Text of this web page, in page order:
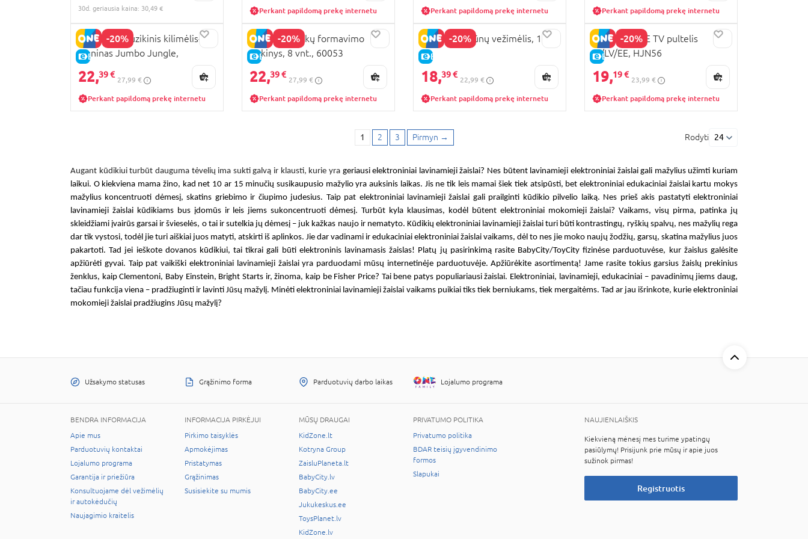
30d. geriausia kaina: 30,49 € Perkant papildomą prekę internetu Perkant papildomą prekę internetu Perkant papildomą prekę internetu
-20%
E-KAINA
PLAYGRO muzikinis kilimėlis-
pianinas Jumbo Jungle,
0186995
22,39 €
27,99 €
Perkant papildomą prekę internetu
-20%
E-KAINA
PLAYGO plaukų formavimo
rinkinys, 8 vnt., 60053
22,39 €
27,99 €
Perkant papildomą prekę internetu
-20%
E-KAINA
PLAYGO gyvūnų vežimėlis, 1754
18,39 €
22,99 €
Perkant papildomą prekę internetu
-20%
E-KAINA
FISHER-PRICE TV pultelis
LT/LV/EE, HJN56
19,19 €
23,99 €
Perkant papildomą prekę internetu
1 2 3 Pirmyn → Rodyti 24
Augant kūdikiui turbūt dauguma tėvelių ima sukti galvą ir klausti, kurie yra geriausi elektroniniai lavinamieji žaislai? Nes būtent lavinamieji elektroniniai žaislaigali mažylius užimti kuriam
laikui. O kiekviena mama žino, kad net 10 ar 15 minučių susikaupusio mažylio yra auksinis laikas. Jis ne tik leis mamai šiek tiek atsipūsti, betelektroniniai edukaciniai žaislaikartu mokys
mažylius koncentruoti dėmesį, skatins griebimo ir čiupimo judesius. Taip pat elektroniniai lavinamieji žaislai gali prailginti kūdikio pilvelio laiką. Nes prieš akis pastatytielektroniniai
lavinamieji žaislai kūdikiamsbus įdomūs ir leis jiems sukoncentruoti dėmesį. Turbūt kyla klausimas, kodėl būtent elektroniniai mokomieji žaislai? Vaikams, visų pirma, patinka jų
skleidžiami įvairūs garsai ir švieselės, o tai ir sutelkia jų dėmesį – juk kažkas naujo ir nematyto. Kūdikių elektroniniai lavinamieji žaislai turi būti kontrastingų, ryškių spalvų, nes mažylių rega
dar tik vystosi, todėl jie turi aiškiai juos matyti, atskirti iš aplinkos. Jie dar vadinami ir edukaciniai elektroniniai žaislai vaikams, dėl to nes jie moko naujų žodžių, garsų, skatina mažylius juos
pakartoti. Tad jei ieškote dovanos kūdikiui, tai tikrai gali būti elektroninis lavinamasis žaislas! Platų jų pasirinkimą rasite BabyCity/ToyCity fizinėse parduotuvėse, kur žaislus galėsite
apžiūrėti gyvai. Taip patvaikiški elektroniniai lavinamieji žaislaiyra parduodami mūsų internetinėje parduotuvėje. Apžiūrėkite asortimentą! Jame rasite tokius garsius žaislų prekinius
ženklus, kaip Clementoni, Baby Einstein, Bright Starts ir, žinoma, kaip be Fisher Price? Tai bene patys populiariausižaislai. Elektroniniai, lavinamieji, edukaciniai – pavadinimų jiems daug,
tačiau funkcija viena – pradžiuginti ir lavinti Jūsų mažylį. Minėtielektroniniai lavinamieji žaislai vaikamspuikiai tiks tiek berniukams, tiek mergaitėms. Tad ar jau išrinkote, kurieelektroniniai
mokomieji žaislai pradžiugins Jūsų mažylį?
Užsakymo statusas Grąžinimo forma Parduotuvių darbo laikas Lojalumo programa
BENDRA INFORMACIJA
Apie mus
Parduotuvių kontaktai
Lojalumo programa
Garantija ir priežiūra
Konsultuojame dėl vežimėlių
ir autokėdučių
Naujagimio kraitelis
INFORMACIJA PIRKĖJUI
Pirkimo taisyklės
Apmokėjimas
Pristatymas
Grąžinimas
Susisiekite su mumis
MŪSŲ DRAUGAI
KidZone.lt
Kotryna Group
ZaisluPlaneta.lt
BabyCity.lv
BabyCity.ee
Jukukeskus.ee
ToysPlanet.lv
KidZone.lv
PRIVATUMO POLITIKA
Privatumo politika
BDAR teisių įgyvendinimo
formos
Slapukai
NAUJIENLAIŠKIS
Kiekvieną mėnesį mes turime ypatingų
pasiūlymų! Prisijunk prie mūsų ir apie juos
sužinok pirmas!
Registruotis